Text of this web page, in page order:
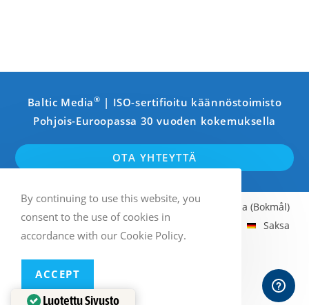
Baltic Media® | ISO-sertifioitu käännöstoimisto
Pohjois-Euroopassa 30 vuoden kokemuksella
OTA YHTEYTTÄ
Englanti Ruotsi Suomi
Norja (Bokmål)
Latvia
Viro Liettua
Saksa
Multilingual WordPress
By continuing to use this website, you
consent to the use of cookies in
accordance with our Cookie Policy.
ACCEPT
Luotettu Sivusto